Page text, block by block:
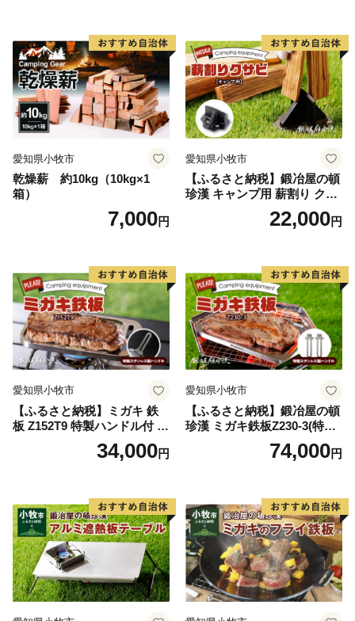
愛知県小牧市
乾燥薪 約10kg（10kg×1
箱）
7,000円
愛知県小牧市
【ふるさと納税】鍛冶屋の頓
珍漢 キャンプ用 薪割り クサ
ビ 簡単に割れる 転びにくい
ソロキャンプ 女性 お子様 黒
り寄せ 愛知県 小牧市 送料無
料
22,000円
愛知県小牧市
【ふるさと納税】ミガキ 鉄
板 Z152T9 特製ハンドル付 鍛
冶屋の頓珍漢 メスティン収
納可能 キャンプ アウトドア
用品 キャンプギア 鉄板料理
日本製 愛知県 送料無料
34,000円
愛知県小牧市
【ふるさと納税】鍛冶屋の頓
珍漢 ミガキ鉄板Z230-3(特製
ハンドル付)キャンプ アウト
ドア BBQ グランピング 極厚
日本製
74,000円